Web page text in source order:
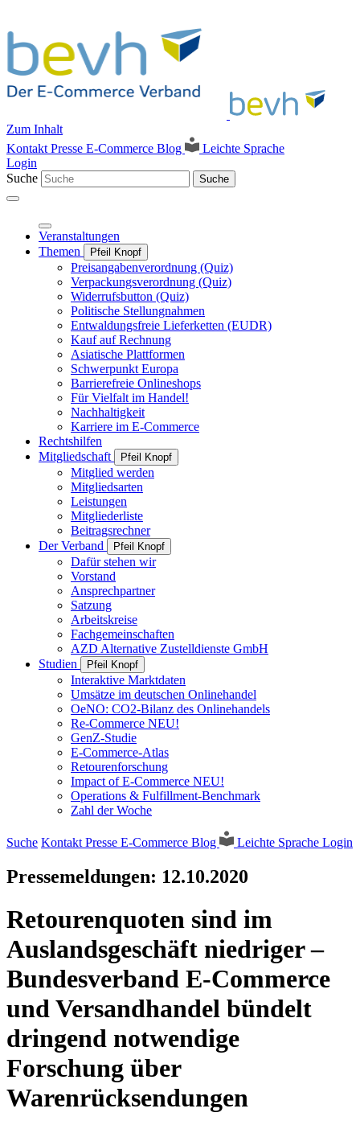
Zum Inhalt
Kontakt Presse E-Commerce Blog
Leichte Sprache
Login
Suche
Suche
Veranstaltungen
Themen
Pfeil Knopf
Preisangabenverordnung (Quiz)
Verpackungsverordnung (Quiz)
Widerrufsbutton (Quiz)
Politische Stellungnahmen
Entwaldungsfreie Lieferketten (EUDR)
Kauf auf Rechnung
Asiatische Plattformen
Schwerpunkt Europa
Barrierefreie Onlineshops
Für Vielfalt im Handel!
Nachhaltigkeit
Karriere im E-Commerce
Rechtshilfen
Mitgliedschaft
Pfeil Knopf
Mitglied werden
Mitgliedsarten
Leistungen
Mitgliederliste
Beitragsrechner
Der Verband
Pfeil Knopf
Dafür stehen wir
Vorstand
Ansprechpartner
Satzung
Arbeitskreise
Fachgemeinschaften
AZD Alternative Zustelldienste GmbH
Studien
Pfeil Knopf
Interaktive Marktdaten
Umsätze im deutschen Onlinehandel
OeNO: CO2-Bilanz des Onlinehandels
Re-Commerce NEU!
GenZ-Studie
E-Commerce-Atlas
Retourenforschung
Impact of E-Commerce NEU!
Operations & Fulfillment-Benchmark
Zahl der Woche
Suche Kontakt Presse E-Commerce Blog Leichte Sprache Login
Pressemeldungen: 12.10.2020
Retourenquoten sind im
Auslandsgeschäft niedriger –
Bundesverband E-Commerce
und Versandhandel bündelt
dringend notwendige
Forschung über
Warenrücksendungen